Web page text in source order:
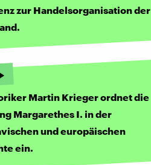
zur Handelsorganisation der
Martin Krieger ordnet die
Margarethes I. in der
und europäischen
ein.